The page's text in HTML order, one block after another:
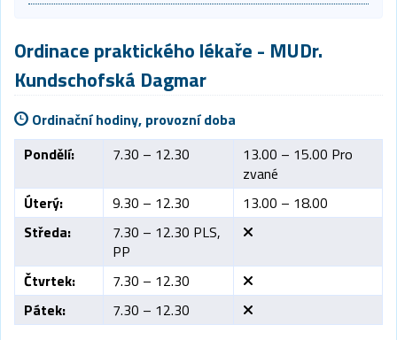
Ordinace praktického lékaře - MUDr.
Kundschofská Dagmar
Ordinační hodiny, provozní doba
Pondělí:
7.30 – 12.30
13.00 – 15.00 Pro
zvané
Úterý:
9.30 – 12.30
13.00 – 18.00
Středa:
7.30 – 12.30 PLS,
PP
Čtvrtek:
7.30 – 12.30
Pátek:
7.30 – 12.30